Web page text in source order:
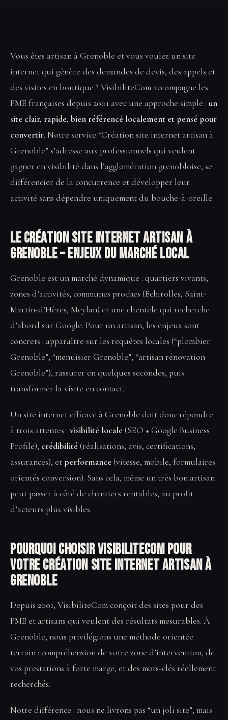
Vous êtes artisan à Grenoble et vous voulez un site
internet qui génère des demandes de devis, des appels et
des visites en boutique ? VisibiliteCom accompagne les
PME françaises depuis 2001 avec une approche simple : un
site clair, rapide, bien référencé localement et pensé pour
convertir. Notre service “Création site internet artisan à
Grenoble” s’adresse aux professionnels qui veulent
gagner en visibilité dans l’agglomération grenobloise, se
différencier de la concurrence et développer leur
activité sans dépendre uniquement du bouche-à-oreille.
Le Création site internet artisan à
Grenoble – enjeux du marché local
Grenoble est un marché dynamique : quartiers vivants,
zones d’activités, communes proches (Échirolles, Saint-
Martin-d’Hères, Meylan) et une clientèle qui recherche
d’abord sur Google. Pour un artisan, les enjeux sont
concrets : apparaître sur les requêtes locales (“plombier
Grenoble”, “menuisier Grenoble”, “artisan rénovation
Grenoble”), rassurer en quelques secondes, puis
transformer la visite en contact.
Un site internet efficace à Grenoble doit donc répondre
à trois attentes : visibilité locale (SEO + Google Business
Profile), crédibilité (réalisations, avis, certifications,
assurances), etperformance (vitesse, mobile, formulaires
orientés conversion). Sans cela, même un très bon artisan
peut passer à côté de chantiers rentables, au profit
d’acteurs plus visibles.
Pourquoi choisir VisibiliteCom pour
votre Création site internet artisan à
Grenoble
Depuis 2001, VisibiliteCom conçoit des sites pour des
PME et artisans qui veulent des résultats mesurables. À
Grenoble, nous privilégions une méthode orientée
terrain : compréhension de votre zone d’intervention, de
vos prestations à forte marge, et des mots-clés réellement
recherchés.
Notre différence : nous ne livrons pas “un joli site”, mais